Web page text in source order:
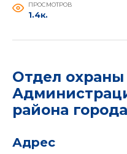
ПРОСМОТРОВ
1.4к.
Отдел охраны
района
Адрес